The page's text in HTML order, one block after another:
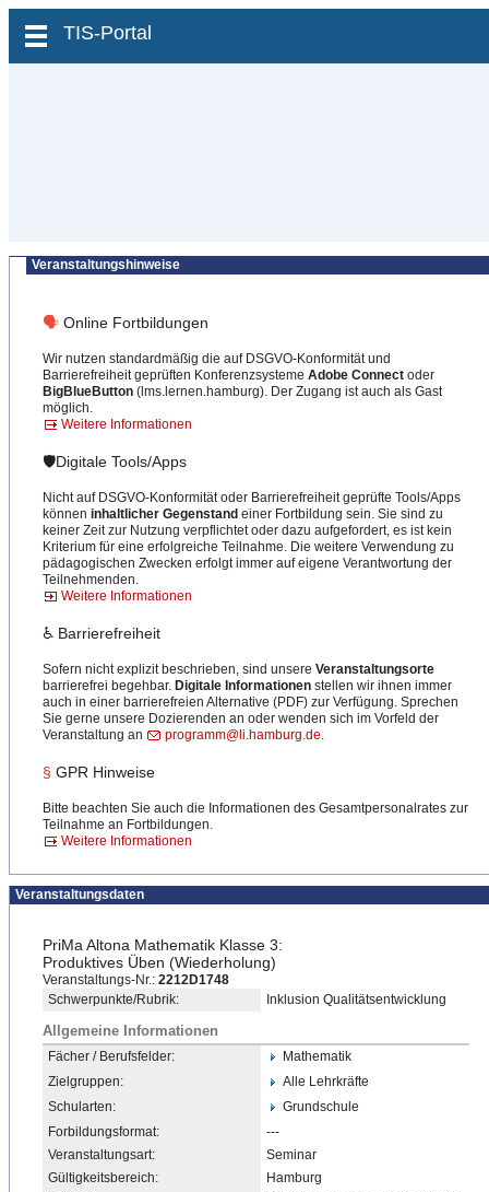
zum Inhalt wechseln
TIS-Portal
Veranstaltungshinweise
🗣 Online Fortbildungen
Wir nutzen standardmäßig die auf DSGVO-Konformität und
Barrierefreiheit geprüften Konferenzsysteme Adobe Connect oder
BigBlueButton (lms.lernen.hamburg). Der Zugang ist auch als Gast
möglich.
Weitere Informationen
🛡️Digitale Tools/Apps
Nicht auf DSGVO-Konformität oder Barrierefreiheit geprüfte Tools/Apps
können inhaltlicher Gegenstand einer Fortbildung sein. Sie sind zu
keiner Zeit zur Nutzung verpflichtet oder dazu aufgefordert, es ist kein
Kriterium für eine erfolgreiche Teilnahme. Die weitere Verwendung zu
pädagogischen Zwecken erfolgt immer auf eigene Verantwortung der
Teilnehmenden.
Weitere Informationen
♿ Barrierefreiheit
Sofern nicht explizit beschrieben, sind unsere Veranstaltungsorte
barrierefrei begehbar. Digitale Informationen stellen wir ihnen immer
auch in einer barrierefreien Alternative (PDF) zur Verfügung. Sprechen
Sie gerne unsere Dozierenden an oder wenden sich im Vorfeld der
Veranstaltung an
programm@li.hamburg.de.
§ GPR Hinweise
Bitte beachten Sie auch die Informationen des Gesamtpersonalrates zur
Teilnahme an Fortbildungen.
Weitere Informationen
Veranstaltungsdaten
PriMa Altona Mathematik Klasse 3:
Produktives Üben (Wiederholung)
Veranstaltungs-Nr.: 2212D1748
Schwerpunkte/Rubrik:
Inklusion Qualitätsentwicklung
Allgemeine Informationen
Fächer / Berufsfelder:
Mathematik
Zielgruppen:
Alle Lehrkräfte
Schularten:
Grundschule
Forbildungsformat:
---
Veranstaltungsart:
Seminar
Gültigkeitsbereich:
Hamburg